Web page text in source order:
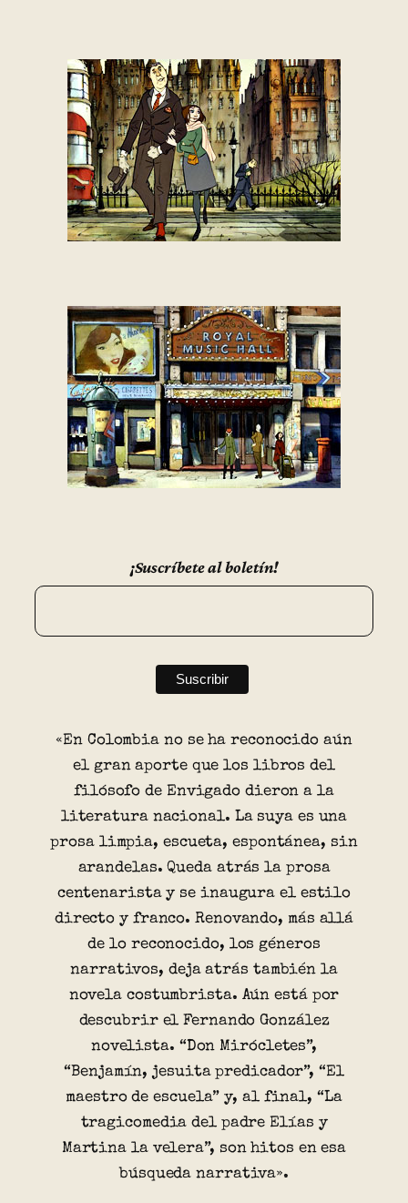
¡Suscríbete al boletín!
«En Colombia no se ha reconocido aún
el gran aporte que los libros del
filósofo de Envigado dieron a la
literatura nacional. La suya es una
prosa limpia, escueta, espontánea, sin
arandelas. Queda atrás la prosa
centenarista y se inaugura el estilo
directo y franco. Renovando, más allá
de lo reconocido, los géneros
narrativos, deja atrás también la
novela costumbrista. Aún está por
descubrir el Fernando González
novelista. “Don Mirócletes”,
“Benjamín, jesuita predicador”, “El
maestro de escuela” y, al final, “La
tragicomedia del padre Elías y
Martina la velera”, son hitos en esa
búsqueda narrativa».